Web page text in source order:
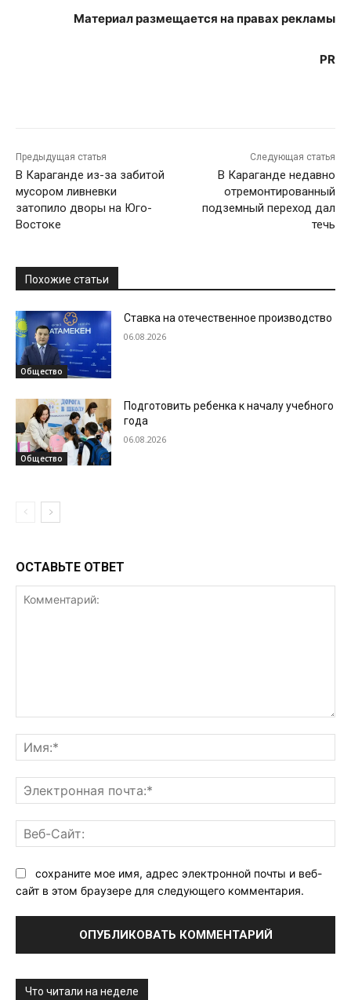
Материал размещается на правах рекламы
PR
Предыдущая статья
В Караганде из-за забитой
мусором ливневки
затопило дворы на Юго-
Востоке
Следующая статья
В Караганде недавно
отремонтированный
подземный переход дал
течь
Похожие статьи
Общество
Ставка на отечественное производство
06.08.2026
Общество
Подготовить ребенка к началу учебного
года
06.08.2026
ОСТАВЬТЕ ОТВЕТ
сохраните мое имя, адрес электронной почты и веб-
сайт в этом браузере для следующего комментария.
Что читали на неделе